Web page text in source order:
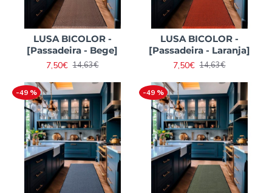
LUSA BICOLOR -
[Passadeira - Bege]
7,50€ 14,63€
LUSA BICOLOR -
[Passadeira - Laranja]
7,50€ 14,63€
-49 % -49 %